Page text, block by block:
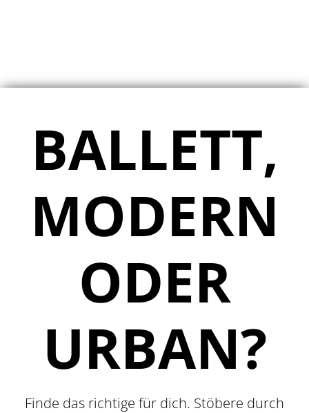
BALLETT,
MODERN
ODER
URBAN?
Finde das richtige für dich. Stöbere durch